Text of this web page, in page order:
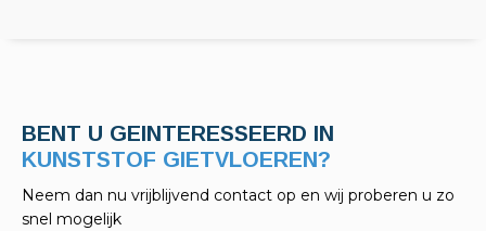
BENT U GEINTERESSEERD IN
KELDERAFDICHTINGEN?
Neem dan nu vrijblijvend contact op en wij proberen u zo
snel mogelijk